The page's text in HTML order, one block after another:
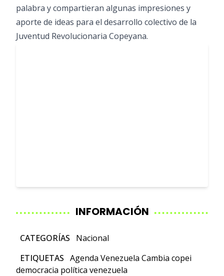
palabra y compartieran algunas impresiones y
aporte de ideas para el desarrollo colectivo de la
Juventud Revolucionaria Copeyana.
INFORMACIÓN
CATEGORÍAS
Nacional
ETIQUETAS Agenda Venezuela Cambia copei
democracia política venezuela